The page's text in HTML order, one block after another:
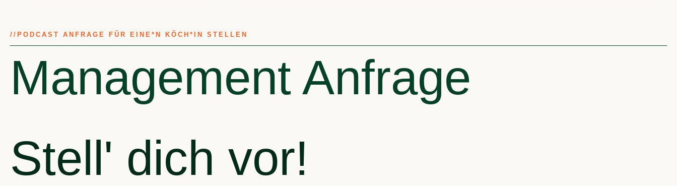
// PODCAST ANFRAGE FÜR EINE*N KÖCH*IN STELLEN
Management Anfrage
Stell' dich vor!